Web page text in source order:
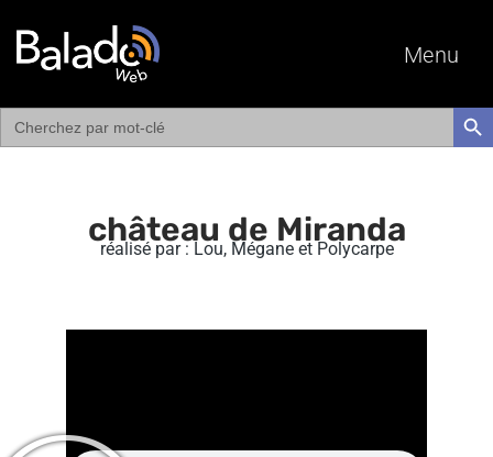
Menu
Search
for:
château de Miranda
réalisé par : Lou, Mégane et Polycarpe